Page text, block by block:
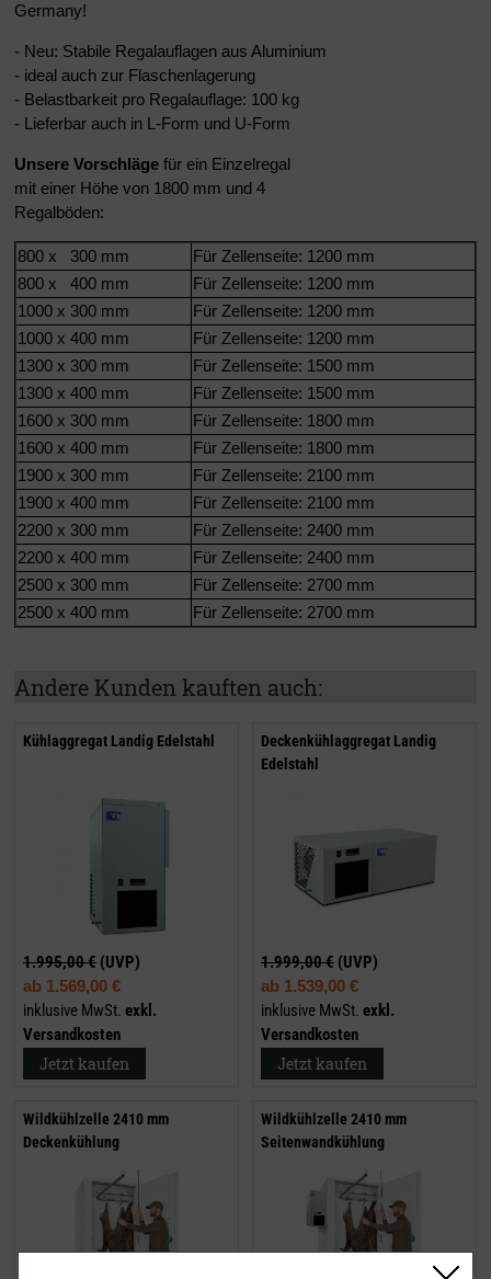
Germany!
- Neu: Stabile Regalauflagen aus Aluminium
- ideal auch zur Flaschenlagerung
- Belastbarkeit pro Regalauflage: 100 kg
- Lieferbar auch in L-Form und U-Form
Unsere Vorschläge für ein Einzelregal
mit einer Höhe von 1800 mm und 4
Regalböden:
800 x 300 mm
Für Zellenseite: 1200 mm
800 x 400 mm
Für Zellenseite: 1200 mm
1000 x 300 mm
Für Zellenseite: 1200 mm
1000 x 400 mm
Für Zellenseite: 1200 mm
1300 x 300 mm
Für Zellenseite: 1500 mm
1300 x 400 mm
Für Zellenseite: 1500 mm
1600 x 300 mm
Für Zellenseite: 1800 mm
1600 x 400 mm
Für Zellenseite: 1800 mm
1900 x 300 mm
Für Zellenseite: 2100 mm
1900 x 400 mm
Für Zellenseite: 2100 mm
2200 x 300 mm
Für Zellenseite: 2400 mm
2200 x 400 mm
Für Zellenseite: 2400 mm
2500 x 300 mm
Für Zellenseite: 2700 mm
2500 x 400 mm
Für Zellenseite: 2700 mm
Andere Kunden kauften auch:
Kühlaggregat Landig Edelstahl
1.995,00 € (UVP)
ab 1.569,00 €
inklusive MwSt. exkl.
Versandkosten
Jetzt kaufen
Deckenkühlaggregat Landig
Edelstahl
1.999,00 € (UVP)
ab 1.539,00 €
inklusive MwSt. exkl.
Versandkosten
Jetzt kaufen
Wildkühlzelle 2410 mm
Deckenkühlung
Wildkühlzelle 2410 mm
Seitenwandkühlung